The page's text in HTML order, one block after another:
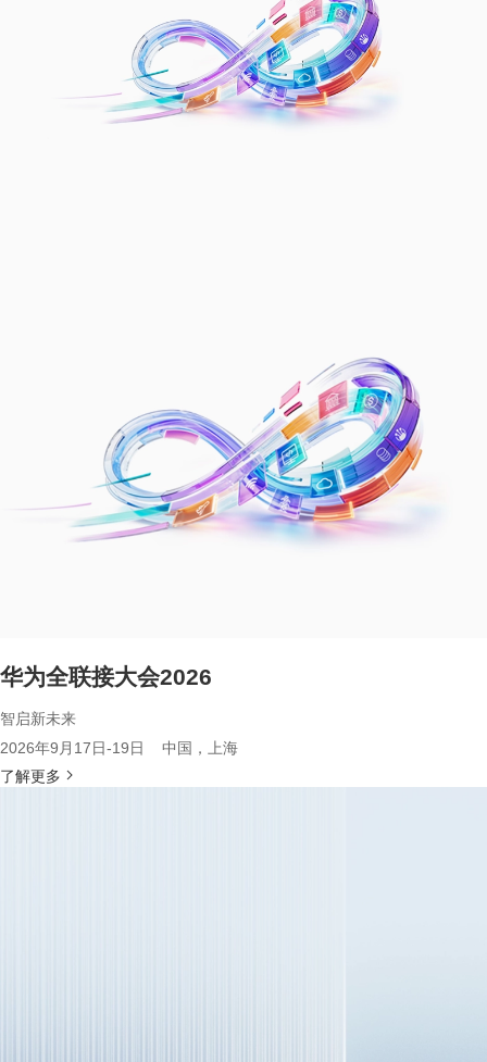
华为全联接大会2026
智启新未来
2026年9月17日-19日 中国，上海
了解更多